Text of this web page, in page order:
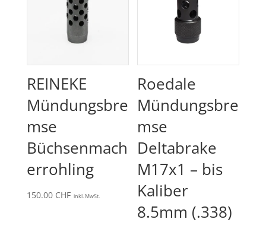
REINEKE
Mündungsbre
mse
Büchsenmach
errohling
150.00 CHF inkl. MwSt.
Roedale
Mündungsbre
mse
Deltabrake
M17x1 – bis
Kaliber
8.5mm (.338)